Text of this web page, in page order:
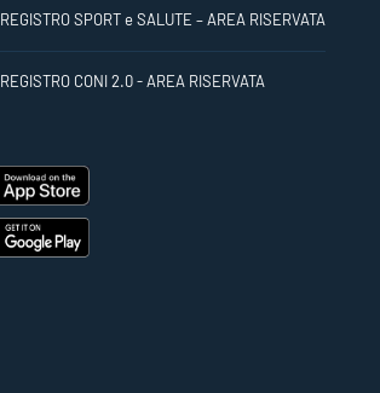
REGISTRO SPORT e SALUTE – AREA RISERVATA
REGISTRO CONI 2.0 - AREA RISERVATA